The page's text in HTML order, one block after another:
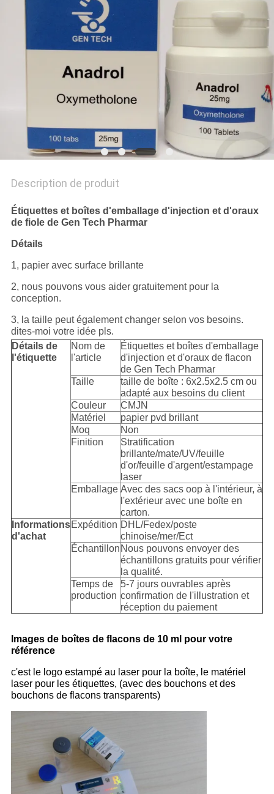
PRIVACY
POLICY
Description de produit
Étiquettes et boîtes d'emballage d'injection et d'oraux
de fiole de Gen Tech Pharmar
Détails
1, papier avec surface brillante
2, nous pouvons vous aider gratuitement pour la
conception.
3, la taille peut également changer selon vos besoins.
dites-moi votre idée pls.
Détails de
l'étiquette
Nom de
l'article
Étiquettes et boîtes d'emballage
d'injection et d'oraux de flacon
de Gen Tech Pharmar
Taille
taille de boîte : 6x2.5x2.5 cm ou
adapté aux besoins du client
Couleur
CMJN
Matériel
papier pvd brillant
Moq
Non
Finition
Stratification
brillante/mate/UV/feuille
d'or/feuille d'argent/estampage
laser
Emballage Avec des sacs oop à l'intérieur, à
l'extérieur avec une boîte en
carton.
Informations
d'achat
Expédition DHL/Fedex/poste
chinoise/mer/Ect
Échantillon Nous pouvons envoyer des
échantillons gratuits pour vérifier
la qualité.
Temps de
production
5-7 jours ouvrables après
confirmation de l'illustration et
réception du paiement
Images de boîtes de flacons de 10 ml pour votre
référence
c'est le logo estampé au laser pour la boîte, le matériel
laser pour les étiquettes, (avec des bouchons et des
bouchons de flacons transparents)